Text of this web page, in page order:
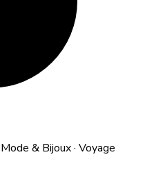
& Bijoux · Voyage